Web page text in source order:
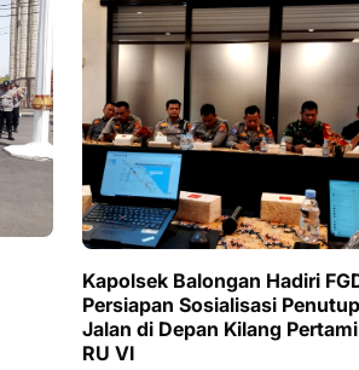
Kapolsek Balongan Hadiri
Persiapan Sosialisasi
Jalan di Depan Kilang
RU VI